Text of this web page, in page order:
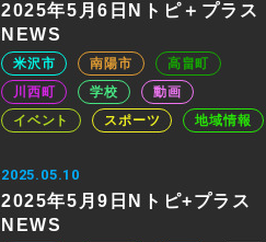
2025年5月6日Nトピ＋プラス
NEWS
米沢市 南陽市
高畠町
川西町
学校
動画
イベント
スポーツ 地域情報
2025.05.10
2025年5月9日Nトピ+プラス
NEWS